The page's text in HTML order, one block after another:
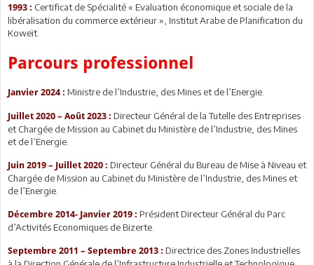
1993 : Certificat de Spécialité « Evaluation économique et sociale de la
libéralisation du commerce extérieur », Institut Arabe de Planification du
Koweït.
Parcours professionnel
Janvier 2024 : Ministre de l’Industrie, des Mines et de l’Energie.
Juillet 2020 – Août 2023 : Directeur Général de la Tutelle des Entreprises
et Chargée de Mission au Cabinet du Ministère de l’Industrie, des Mines
et de l’Energie.
Juin 2019 – Juillet 2020 : Directeur Général du Bureau de Mise à Niveau et
Chargée de Mission au Cabinet du Ministère de l’Industrie, des Mines et
de l’Energie.
Décembre 2014- Janvier 2019 : Président Directeur Général du Parc
d’Activités Economiques de Bizerte.
Septembre 2011 – Septembre 2013 : Directrice des Zones Industrielles